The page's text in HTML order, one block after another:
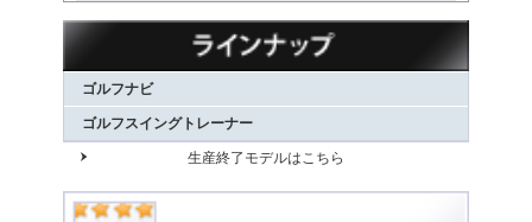
ゴルフナビ
ゴルフスイングトレーナー
生産終了モデルはこちら